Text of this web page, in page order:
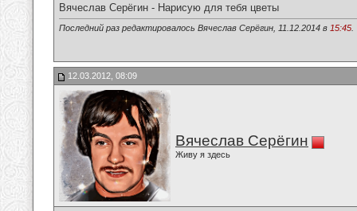
Вячеслав Серёгин - Нарисую для тебя цветы
Последний раз редактировалось Вячеслав Серёгин, 11.12.2014 в 15:45
12.03.2012, 08:09
Вячеслав Серёгин
Живу я здесь